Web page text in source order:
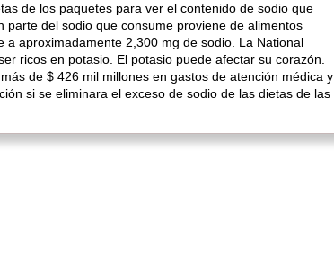
de los paquetes para ver el contenido de sodio que
del sodio que consume proviene de alimentos
aproximadamente 2,300 mg de sodio. La National
ricos en potasio. El potasio puede afectar su corazón.
de $ 426 mil millones en gastos de atención médica y
si se eliminara el exceso de sodio de las dietas de las